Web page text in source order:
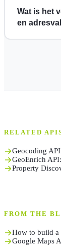
Wat is het
en
RELATED
Geocoding
GeoEnrich
Property
FROM THE
How to build a
Google Maps